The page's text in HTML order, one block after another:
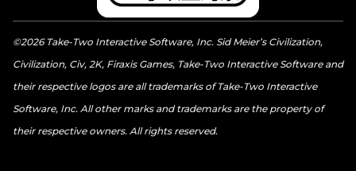
©2026 Take-Two Interactive Software, Inc. Sid Meier’s Civilization,
Civilization, Civ, 2K, Firaxis Games, Take-Two Interactive Software and
their respective logos are all trademarks of Take-Two Interactive
Software, Inc. All other marks and trademarks are the property of
their respective owners. All rights reserved.